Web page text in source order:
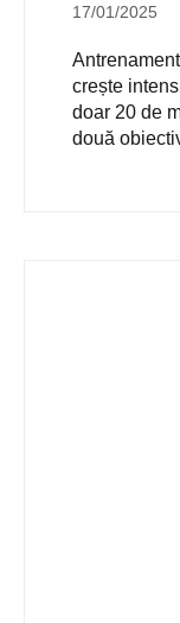
17/01/2025
crește
doar 20 de
două